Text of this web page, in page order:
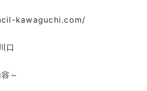
kawaguchi.com/
口
～